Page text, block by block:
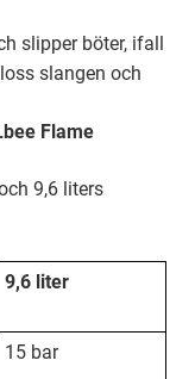
slipper böter, ifall
slangen och
Flame
9,6 liters
9,6 liter
15 bar